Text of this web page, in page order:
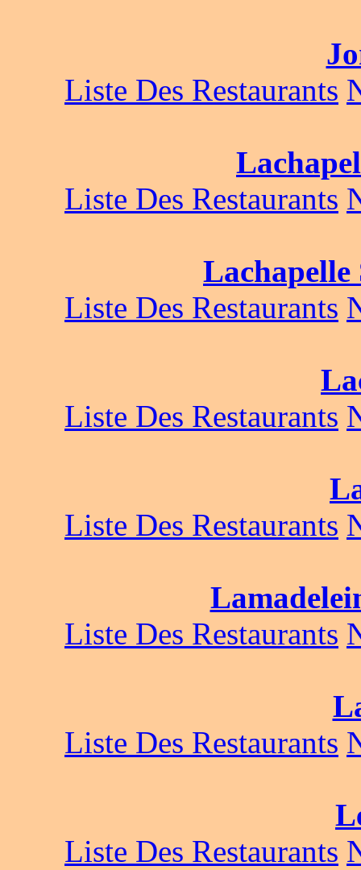
Liste Des Restaurants
Liste Des Restaurants
Lachapelle
Liste Des Restaurants
Liste Des Restaurants
Liste Des Restaurants
Liste Des Restaurants
Liste Des Restaurants
Liste Des Restaurants